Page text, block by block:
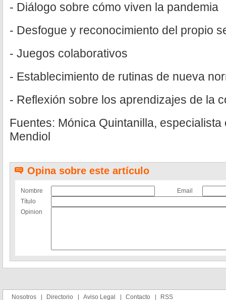
- Diálogo sobre cómo viven la pandemia
- Desfogue y reconocimiento del propio
- Juegos colaborativos
- Establecimiento de rutinas de nueva
- Reflexión sobre los aprendizajes de la
Fuentes: Mónica Quintanilla,
Mendiol
Opina sobre este artículo
Nombre
Email
Título
Opinion
Nosotros Directorio Aviso Legal Contacto RSS